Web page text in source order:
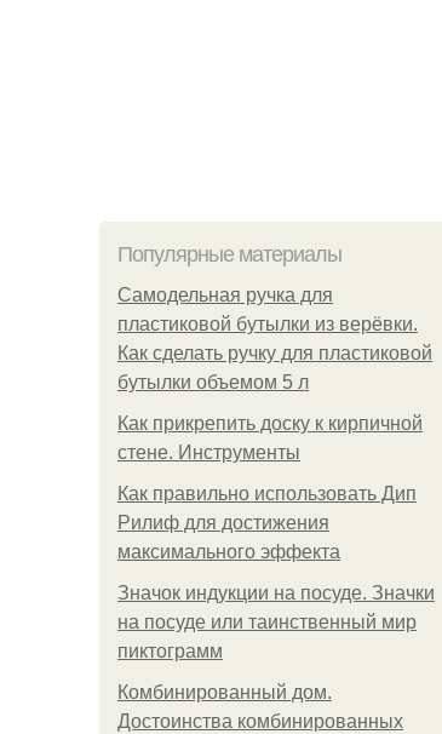
Популярные материалы
Самодельная ручка для
пластиковой бутылки из верёвки.
Как сделать ручку для пластиковой
бутылки объемом 5 л
Как прикрепить доску к кирпичной
стене. Инструменты
Как правильно использовать Дип
Рилиф для достижения
максимального эффекта
Значок индукции на посуде. Значки
на посуде или таинственный мир
пиктограмм
Комбинированный дом.
Достоинства комбинированных